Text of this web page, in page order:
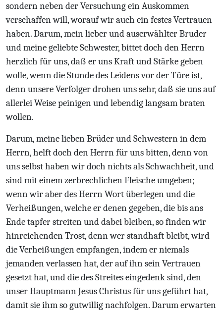
sondern neben der Versuchung ein Auskommen
verschaffen will, worauf wir auch ein festes Vertrauen
haben. Darum, mein lieber und auserwählter Bruder
und meine geliebte Schwester, bittet doch den Herrn
herzlich für uns, daß er uns Kraft und Stärke geben
wolle, wenn die Stunde des Leidens vor der Türe ist,
denn unsere Verfolger drohen uns sehr, daß sie uns auf
allerlei Weise peinigen und lebendig langsam braten
wollen.
Darum, meine lieben Brüder und Schwestern in dem
Herrn, helft doch den Herrn für uns bitten, denn von
uns selbst haben wir doch nichts als Schwachheit, und
sind mit einem zerbrechlichen Fleische umgeben;
wenn wir aber des Herrn Wort überlegen und die
Verheißungen, welche er denen gegeben, die bis ans
Ende tapfer streiten und dabei bleiben, so finden wir
hinreichenden Trost, denn wer standhaft bleibt, wird
die Verheißungen empfangen, indem er niemals
jemanden verlassen hat, der auf ihn sein Vertrauen
gesetzt hat, und die des Streites eingedenk sind, den
unser Hauptmann Jesus Christus für uns geführt hat,
damit sie ihm so gutwillig nachfolgen. Darum erwarten